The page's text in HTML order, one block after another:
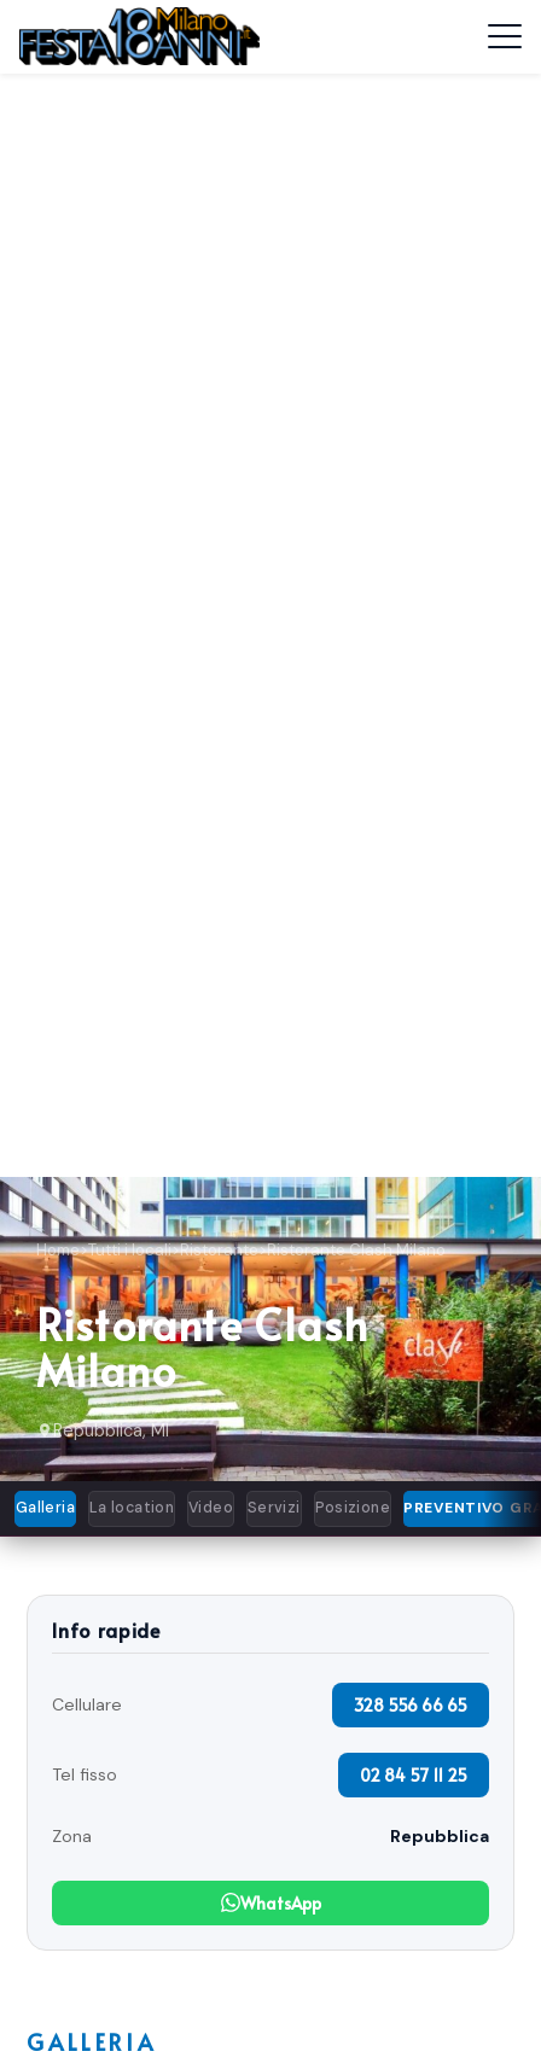
Home>Tutti i locali>Ristorante>Ristorante Clash Milano
Ristorante Clash
Milano
Repubblica, MI
Galleria La location Video Servizi Posizione PREVENTIVO
Info rapide
Cellulare 328 556 66 65
Tel fisso 02 84 57 11 25
Zona Repubblica
WhatsApp
GALLERIA